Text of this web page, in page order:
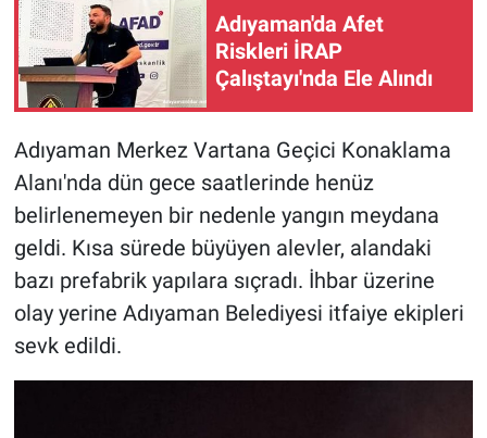
Adıyaman'da Afet
Riskleri İRAP
Çalıştayı'nda Ele Alındı
Adıyaman Merkez Vartana Geçici Konaklama
Alanı'nda dün gece saatlerinde henüz
belirlenemeyen bir nedenle yangın meydana
geldi. Kısa sürede büyüyen alevler, alandaki
bazı prefabrik yapılara sıçradı. İhbar üzerine
olay yerine Adıyaman Belediyesi itfaiye ekipleri
sevk edildi.